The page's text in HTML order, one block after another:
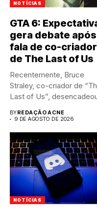
NOTÍCIAS
GTA 6:
gera debate após
fala de co-criador
de The Last of Us
Recentemente, Bruce
Straley, co-criador de
Last of Us”,
um intenso...
BYREDAÇÃO ACNE
9 DE AGOSTO DE 2026
NOTÍCIAS